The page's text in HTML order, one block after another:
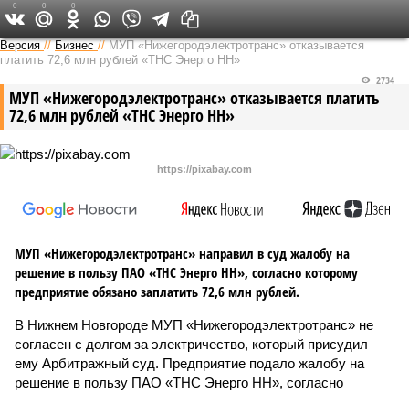
Версия в Кирове
Версия //Бизнес //МУП «Нижегородэлектротранс» отказывается
платить 72,6 млн рублей «ТНС Энерго НН»
МУП «Нижегородэлектротранс» отказывается платить
72,6 млн рублей «ТНС Энерго НН»
2734
https://pixabay.com
МУП «Нижегородэлектротранс» направил в суд жалобу на
решение в пользу ПАО «ТНС Энерго НН», согласно которому
предприятие обязано заплатить 72,6 млн рублей.
В Нижнем Новгороде МУП «Нижегородэлектротранс» не
согласен с долгом за электричество, который присудил
ему Арбитражный суд. Предприятие подало жалобу на
решение в пользу ПАО «ТНС Энерго НН», согласно
0 0 0